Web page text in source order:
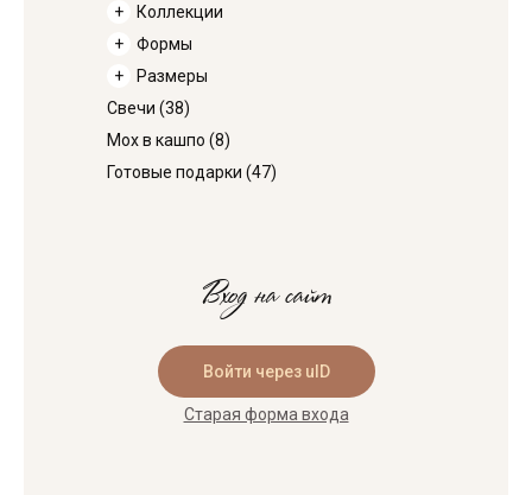
Коллекции
Формы
Размеры
Свечи (38)
Мох в кашпо (8)
Готовые подарки (47)
Вход на сайт
Войти через uID
Старая форма входа